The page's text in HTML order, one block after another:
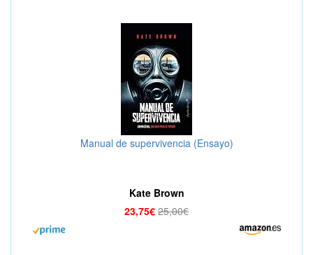
Manual de supervivencia (Ensayo)
Kate Brown
23,75€ 25,00€